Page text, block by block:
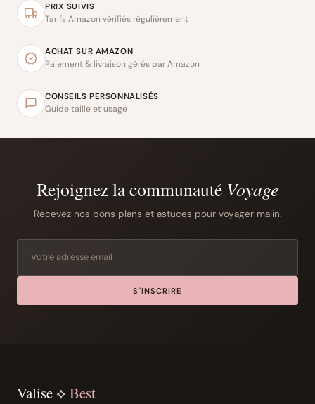
PRIX SUIVIS
Tarifs Amazon vérifiés régulièrement
ACHAT SUR AMAZON
Paiement & livraison gérés par Amazon
CONSEILS PERSONNALISÉS
Guide taille et usage
Rejoignez la communauté Voyage
Recevez nos bons plans et astuces pour voyager malin.
S'INSCRIRE
Valise ⟡ Best